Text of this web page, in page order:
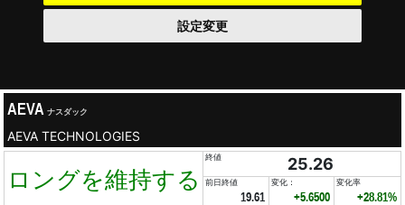
設定変更
AEVA ナスダック
AEVA TECHNOLOGIES
ロングを維持する
終値 25.26
前日終値
19.61
変化：
+5.6500
変化率
+28.81%